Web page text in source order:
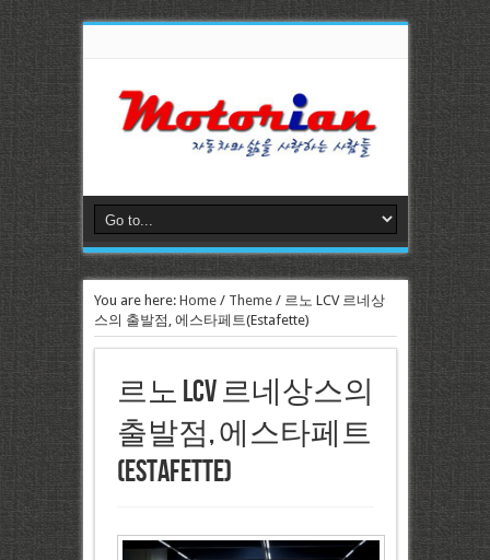
You are here: Home/ Theme/ 르노 LCV 르네상
스의 출발점, 에스타페트(Estafette)
르노 LCV 르네상스의
출발점, 에스타페트
(Estafette)